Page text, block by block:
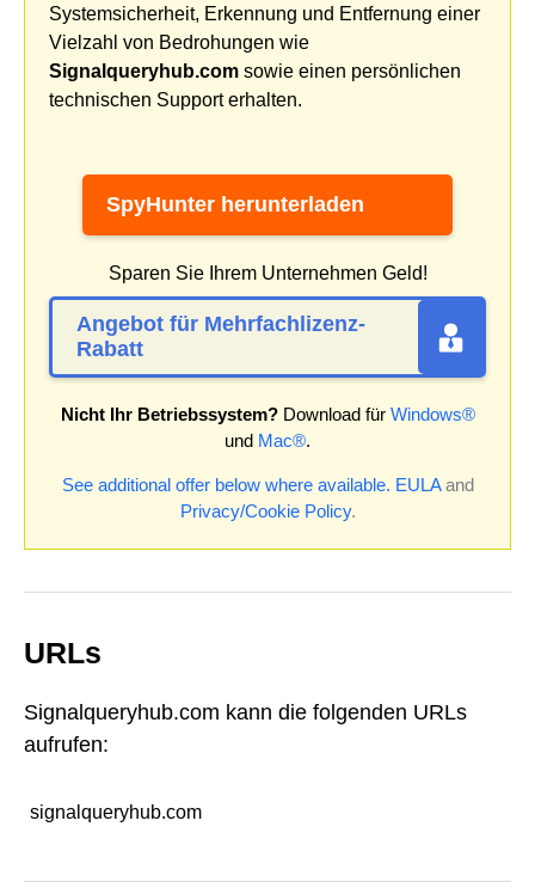
Systemsicherheit, Erkennung und Entfernung einer
Vielzahl von Bedrohungen wie
Signalqueryhub.com sowie einen persönlichen
technischen Support erhalten.
SpyHunter herunterladen
Sparen Sie Ihrem Unternehmen Geld!
Angebot für Mehrfachlizenz-
Rabatt
Nicht Ihr Betriebssystem?Download für Windows®
und Mac®.
See additional offer below where available. EULAand
Privacy/Cookie Policy.
URLs
Signalqueryhub.com kann die folgenden URLs
aufrufen:
signalqueryhub.com